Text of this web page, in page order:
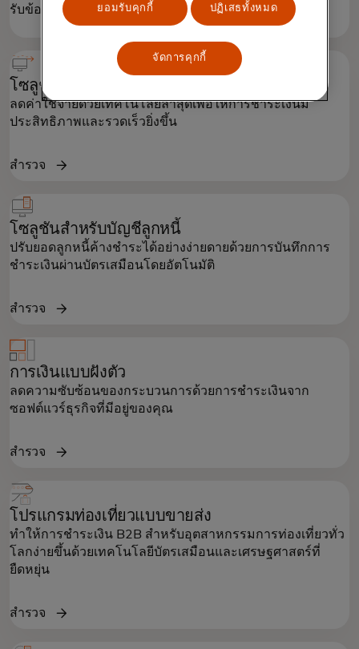
รับข้อมูลเชิงลึกเพื่อการจัดการทางการเงินที่ดียิ่งขึ้น
โซลูชันด้านบัญชีเจ้าหนี้
ลดค่าใช้จ่ายด้วยเทคโนโลยีล่าสุดเพื่อให้การชำระเงินมี
ประสิทธิภาพและรวดเร็วยิ่งขึ้น
สำรวจ
โซลูชันสำหรับบัญชีลูกหนี้
ปรับยอดลูกหนี้ค้างชำระได้อย่างง่ายดายด้วยการบันทึกการ
ชำระเงินผ่านบัตรเสมือนโดยอัตโนมัติ
สำรวจ
การเงินแบบฝังตัว
ลดความซับซ้อนของกระบวนการด้วยการชำระเงินจาก
ซอฟต์แวร์ธุรกิจที่มีอยู่ของคุณ
สำรวจ
โปรแกรมท่องเที่ยวแบบขายส่ง
ทำให้การชำระเงิน B2B สำหรับอุตสาหกรรมการท่องเที่ยวทั่ว
โลกง่ายขึ้นด้วยเทคโนโลยีบัตรเสมือนและเศรษฐศาสตร์ที่
ยืดหยุ่น
สำรวจ
ยอมรับคุกกี้ ปฏิเสธทั้งหมด
จัดการคุกกี้